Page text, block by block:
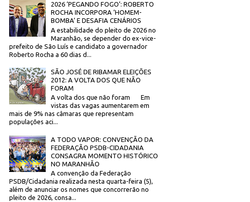
2026 ‘PEGANDO FOGO’: ROBERTO
ROCHA INCORPORA ‘HOMEM-
BOMBA’ E DESAFIA CENÁRIOS
A estabilidade do pleito de 2026 no
Maranhão, se depender do ex-vice-
prefeito de São Luís e candidato a governador
Roberto Rocha a 60 dias d...
SÃO JOSÉ DE RIBAMAR ELEIÇÕES
2012: A VOLTA DOS QUE NÃO
FORAM
A volta dos que não foram Em
vistas das vagas aumentarem em
mais de 9% nas câmaras que representam
populações aci...
A TODO VAPOR: CONVENÇÃO DA
FEDERAÇÃO PSDB-CIDADANIA
CONSAGRA MOMENTO HISTÓRICO
NO MARANHÃO
A convenção da Federação
PSDB/Cidadania realizada nesta quarta-feira (5),
além de anunciar os nomes que concorrerão no
pleito de 2026, consa...